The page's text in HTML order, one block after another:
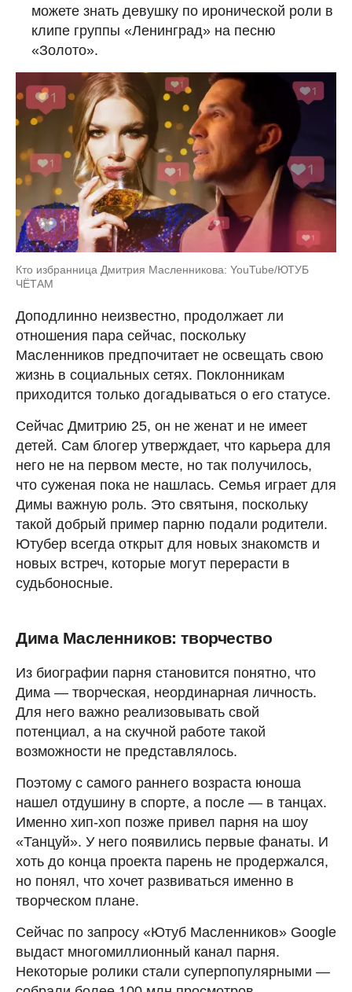
можете знать девушку по иронической роли в
клипе группы «Ленинград» на песню
«Золото».
Кто избранница Дмитрия Масленникова: YouTube/ЮТУБ
ЧЁТАМ
Доподлинно неизвестно, продолжает ли
отношения пара сейчас, поскольку
Масленников предпочитает не освещать свою
жизнь в социальных сетях. Поклонникам
приходится только догадываться о его статусе.
Сейчас Дмитрию 25, он не женат и не имеет
детей. Сам блогер утверждает, что карьера для
него не на первом месте, но так получилось,
что суженая пока не нашлась. Семья играет для
Димы важную роль. Это святыня, поскольку
такой добрый пример парню подали родители.
Ютубер всегда открыт для новых знакомств и
новых встреч, которые могут перерасти в
судьбоносные.
Дима Масленников: творчество
Из биографии парня становится понятно, что
Дима — творческая, неординарная личность.
Для него важно реализовывать свой
потенциал, а на скучной работе такой
возможности не представлялось.
Поэтому с самого раннего возраста юноша
нашел отдушину в спорте, а после — в танцах.
Именно хип-хоп позже привел парня на шоу
«Танцуй». У него появились первые фанаты. И
хоть до конца проекта парень не продержался,
но понял, что хочет развиваться именно в
творческом плане.
Сейчас по запросу «Ютуб Масленников» Google
выдаст многомиллионный канал парня.
Некоторые ролики стали суперпопулярными —